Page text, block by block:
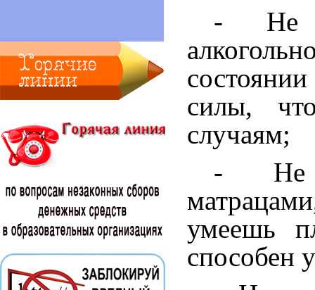
- Не
силы,
случаям;
- Не
умеешь
способен